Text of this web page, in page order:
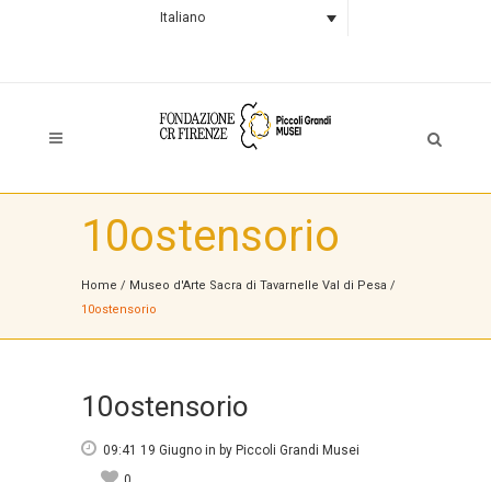
Italiano
10ostensorio
Home / Museo d'Arte Sacra di Tavarnelle Val di Pesa /
10ostensorio
10ostensorio
09:41 19 Giugno in by Piccoli Grandi Musei